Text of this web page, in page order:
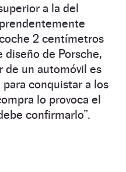
a la del
2 centímetros
diseño de Porsche,
de un automóvil es
conquistar a los
lo provoca el
confirmarlo”.